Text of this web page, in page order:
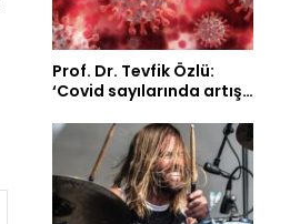
Prof. Dr. Tevfik Özlü:
‘Covid sayılarında artış…